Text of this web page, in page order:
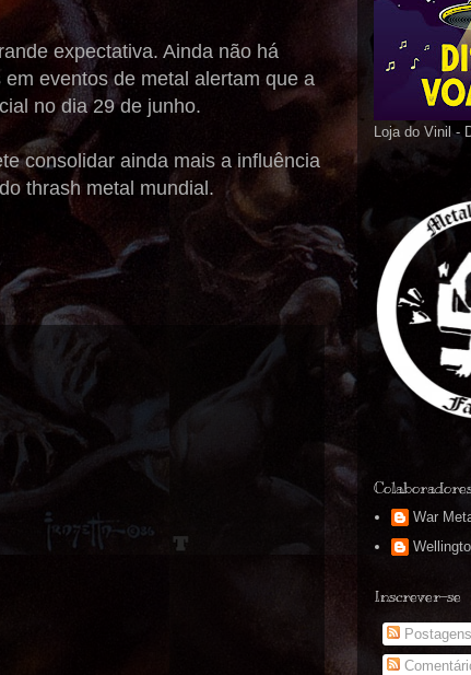
expectativa. Ainda não há
eventos de metal alertam que a
no dia 29 de junho.
consolidar ainda mais a influência
thrash metal mundial.
Loja do Vinil -
War
Inscrever-se
Postagens